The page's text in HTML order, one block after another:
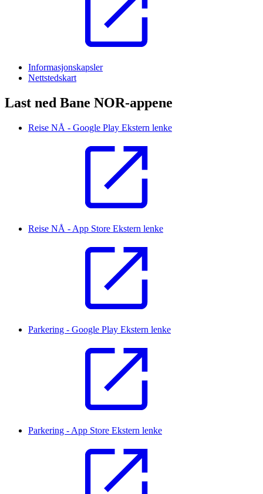
Informasjonskapsler
Nettstedskart
Last ned Bane NOR-appene
Reise NÅ - Google Play Ekstern lenke
Reise NÅ - App Store Ekstern lenke
Parkering - Google Play Ekstern lenke
Parkering - App Store Ekstern lenke